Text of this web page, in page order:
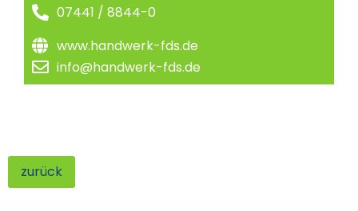
07441 / 8844-0
www.handwerk-fds.de
info@handwerk-fds.de
zurück